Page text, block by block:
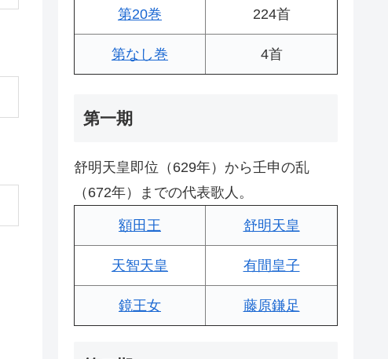
第20巻 224首
第なし巻 4首
第一期
舒明天皇即位（629年）から壬申の乱
（672年）までの代表歌人。
額田王 舒明天皇
天智天皇 有間皇子
鏡王女 藤原鎌足